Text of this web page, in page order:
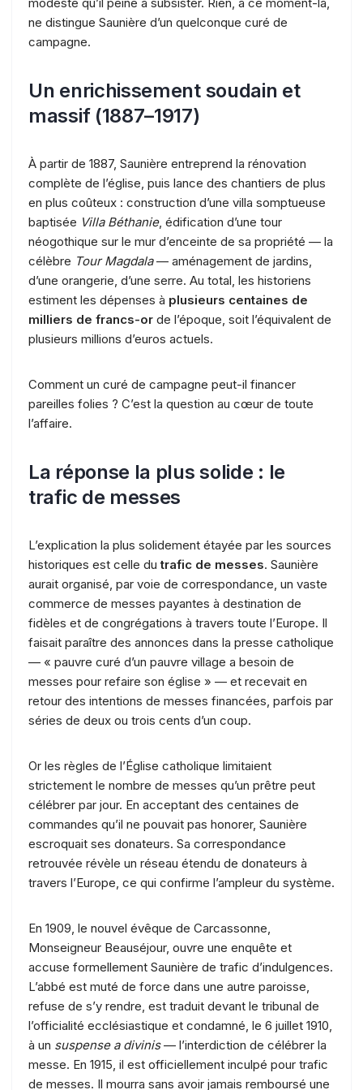
ne distingue Saunière d’un quelconque curé de
campagne.
Un enrichissement soudain et
massif (1887–1917)
À partir de 1887, Saunière entreprend la rénovation
complète de l’église, puis lance des chantiers de plus
en plus coûteux : construction d’une villa somptueuse
baptisée Villa Béthanie, édification d’une tour
néogothique sur le mur d’enceinte de sa propriété — la
célèbre Tour Magdala— aménagement de jardins,
d’une orangerie, d’une serre. Au total, les historiens
estiment les dépenses à plusieurs centaines de
milliers de francs-or de l’époque, soit l’équivalent de
plusieurs millions d’euros actuels.
Comment un curé de campagne peut-il financer
pareilles folies ? C’est la question au cœur de toute
l’affaire.
La réponse la plus solide : le
trafic de messes
L’explication la plus solidement étayée par les sources
historiques est celle dutrafic de messes. Saunière
aurait organisé, par voie de correspondance, un vaste
commerce de messes payantes à destination de
fidèles et de congrégations à travers toute l’Europe. Il
faisait paraître des annonces dans la presse catholique
— « pauvre curé d’un pauvre village a besoin de
messes pour refaire son église » — et recevait en
retour des intentions de messes financées, parfois par
séries de deux ou trois cents d’un coup.
Or les règles de l’Église catholique limitaient
strictement le nombre de messes qu’un prêtre peut
célébrer par jour. En acceptant des centaines de
commandes qu’il ne pouvait pas honorer, Saunière
escroquait ses donateurs. Sa correspondance
retrouvée révèle un réseau étendu de donateurs à
travers l’Europe, ce qui confirme l’ampleur du système.
En 1909, le nouvel évêque de Carcassonne,
Monseigneur Beauséjour, ouvre une enquête et
accuse formellement Saunière de trafic d’indulgences.
L’abbé est muté de force dans une autre paroisse,
refuse de s’y rendre, est traduit devant le tribunal de
l’officialité ecclésiastique et condamné, le 6 juillet 1910,
à un suspense a divinis— l’interdiction de célébrer la
messe. En 1915, il est officiellement inculpé pour trafic
de messes. Il mourra sans avoir jamais remboursé une